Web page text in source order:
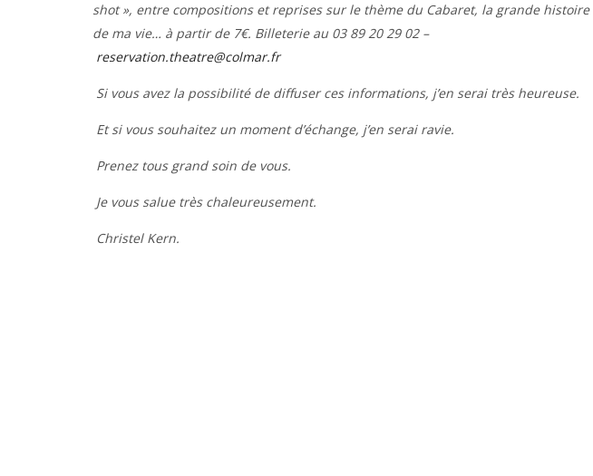
shot », entre compositions et reprises sur le thème du Cabaret, la grande histoire
de ma vie… à partir de 7€. Billeterie au 03 89 20 29 02 –
reservation.theatre@colmar.fr
Si vous avez la possibilité de diffuser ces informations, j’en serai très heureuse.
Et si vous souhaitez un moment d’échange, j’en serai ravie.
Prenez tous grand soin de vous.
Je vous salue très chaleureusement.
Christel Kern.